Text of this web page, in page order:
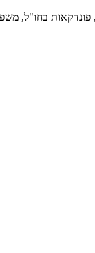
פונדקאות בחו"ל,